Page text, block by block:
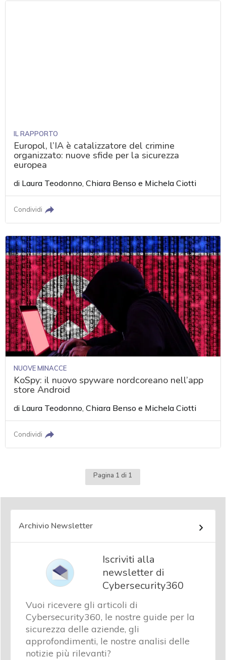
IL RAPPORTO
Europol, l’IA è catalizzatore del crimine
organizzato: nuove sfide per la sicurezza
europea
di Laura Teodonno ,Chiara Benso e Michela Ciotti
Condividi
NUOVE MINACCE
KoSpy: il nuovo spyware nordcoreano nell’app
store Android
di Laura Teodonno ,Chiara Benso e Michela Ciotti
Condividi
Pagina 1 di 1
Archivio Newsletter
Iscriviti alla
newsletter di
Cybersecurity360
Vuoi ricevere gli articoli di
Cybersecurity360, le nostre guide per la
sicurezza delle aziende, gli
approfondimenti, le nostre analisi delle
notizie più rilevanti?